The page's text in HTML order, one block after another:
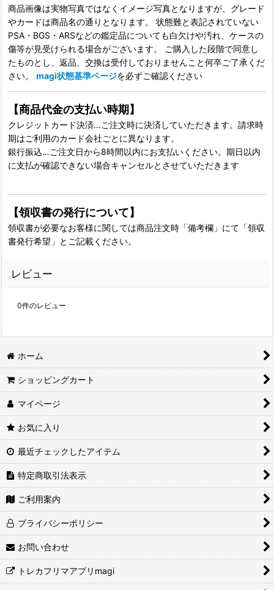
商品画像は実物写真ではなくイメージ写真となりますが、グレード
やカードは商品名の通りとなります。 状態難と表記されていない
PSA・BGS・ARSなどの鑑定品についても白欠けや汚れ、ケースの
傷等が見受けられる場合がございます。 ご購入した段階で同意し
たものとし、返品、交換は受付しておりませんこと何卒ご了承くだ
さい。 magi状態基準ページを必ずご確認ください
【商品代金の支払い時期】
クレジットカード決済…ご注文時に決済していただきます。請求時
期はご利用のカード会社ごとに異なります。
銀行振込…ご注文日から8時間以内にお支払いください。期日以内
に支払が確認できない場合キャンセルとさせていただきます
【領収書の発行について】
領収書が必要なお客様に関しては商品注文時「備考欄」にて「領収
書発行希望」とご記載ください。
レビュー
0件のレビュー
ホーム
ショッピングカート
マイページ
お気に入り
最近チェックしたアイテム
特定商取引法表示
ご利用案内
プライバシーポリシー
お問い合わせ
トレカフリマアプリmagi